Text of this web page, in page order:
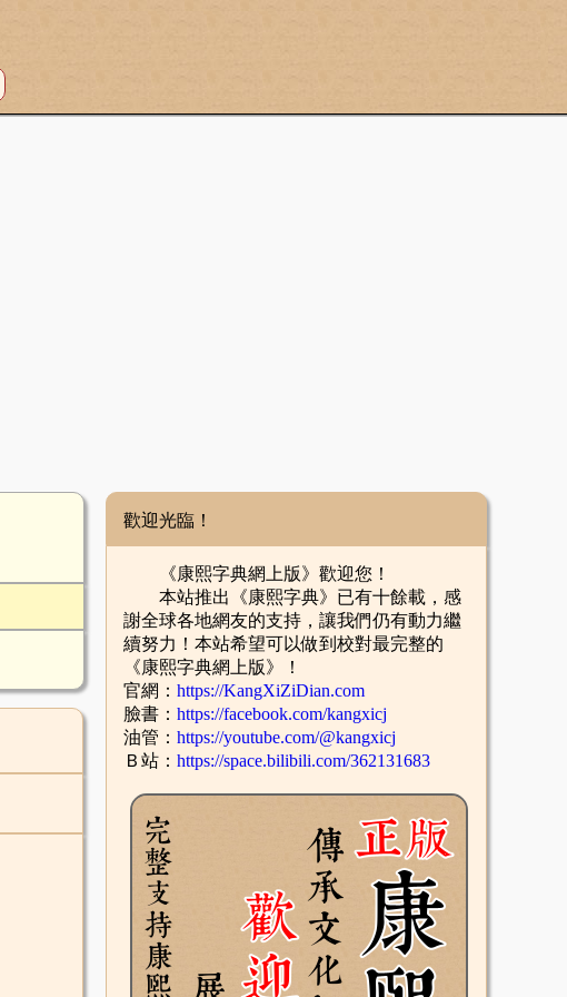
歡迎光臨！
《康熙字典網上版》歡迎您！
本站推出《康熙字典》已有十餘載，感
謝全球各地網友的支持，讓我們仍有動力繼
續努力！本站希望可以做到校對最完整的
《康熙字典網上版》！
官網： https://KangXiZiDian.com
臉書： https://facebook.com/kangxicj
油管： https://youtube.com/@kangxicj
Ｂ站： https://space.bilibili.com/362131683